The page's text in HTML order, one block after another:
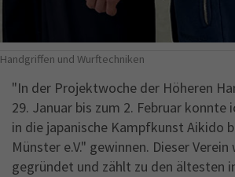
und Wurftechniken
"In der Projektwoche der Höheren
29. Januar bis zum 2. Februar konnte
in die japanische Kampfkunst Aikido
Münster e.V." gewinnen. Dieser
gegründet und zählt zu den ältesten